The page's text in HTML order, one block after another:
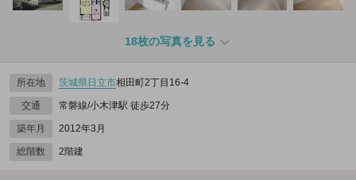
18枚の写真を見る
所在地 茨城県日立市相田町2丁目16-4
交通 常磐線/小木津駅 徒歩27分
築年月 2012年3月
総階数 2階建